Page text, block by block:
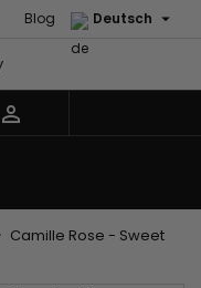
Deutsch 
Blog

Camille Rose - Sweet